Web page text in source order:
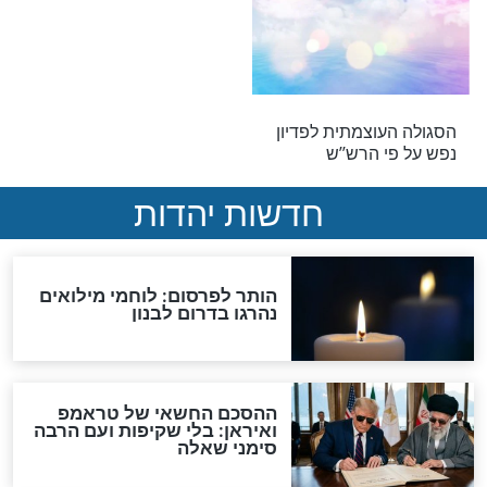
הרב מדרכי
על מרן הרש"ש
הרב זמיר כהן מספר על